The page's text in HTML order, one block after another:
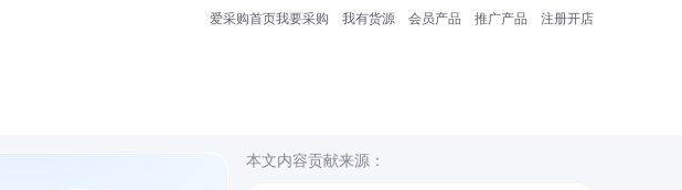
爱采购首页我要采购 我有货源 会员产品 推广产品 注册开店
本文内容贡献来源：